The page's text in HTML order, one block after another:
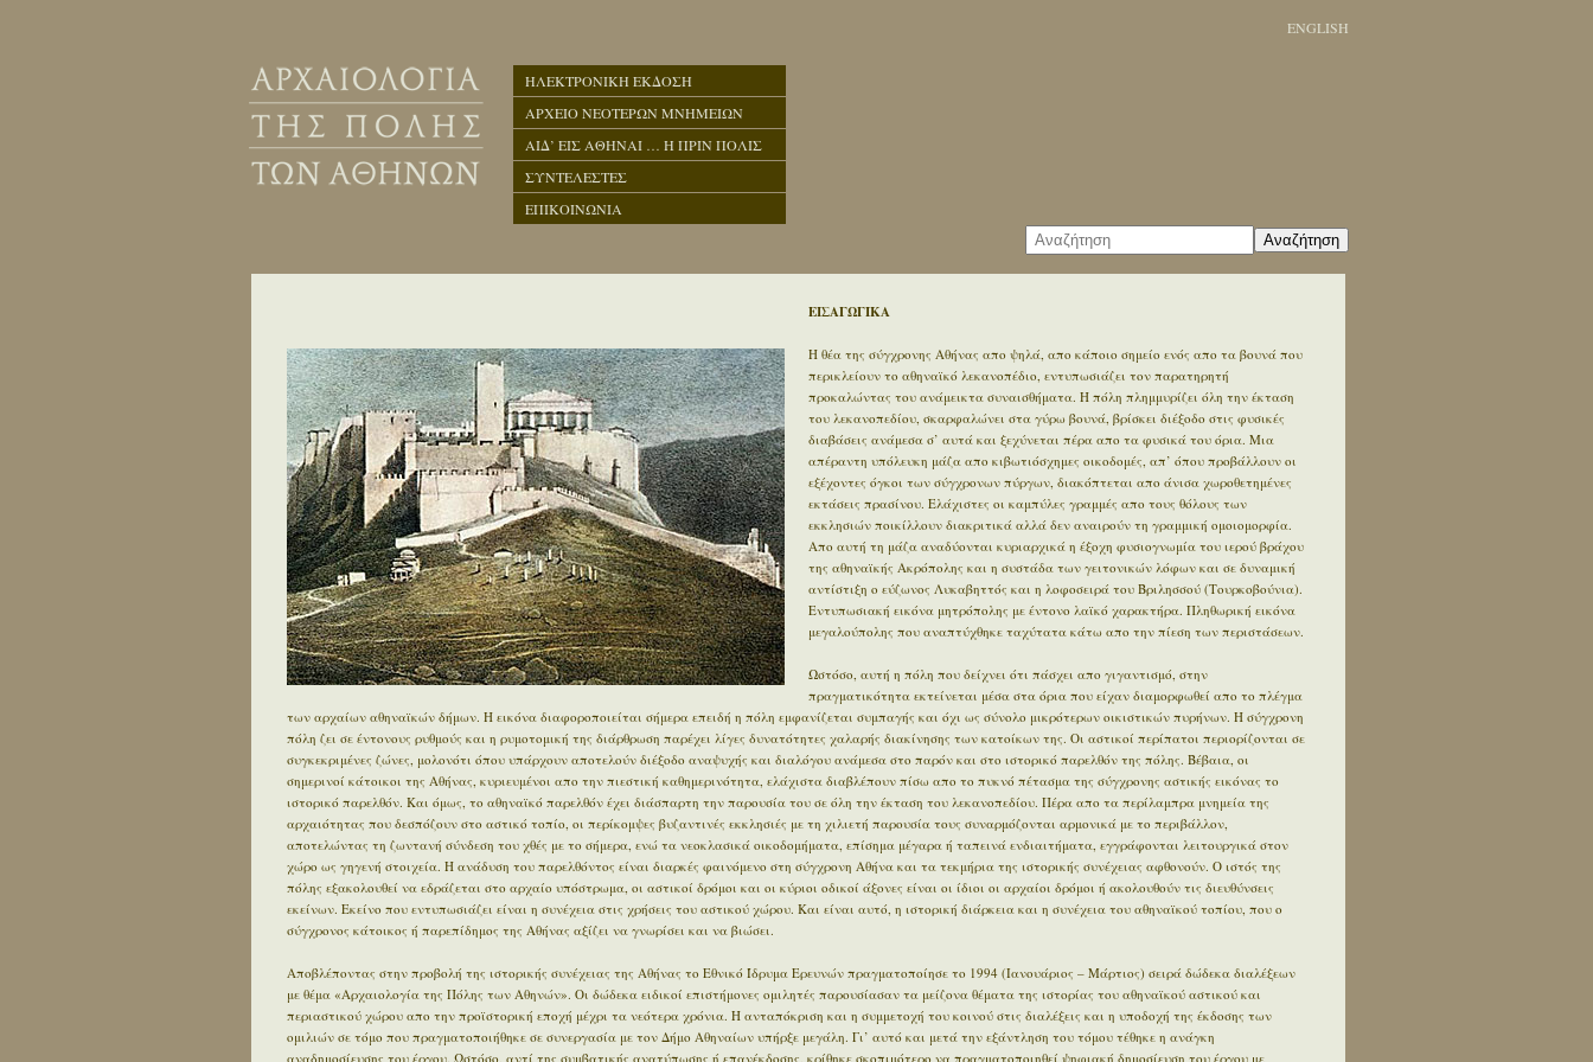
ENGLISH
ΗΛΕΚΤΡΟΝΙΚΗ ΕΚΔΟΣΗ
ΑΡΧΕΙΟ ΝΕΟΤΕΡΩΝ ΜΝΗΜΕΙΩΝ
ΑΙΔ’ ΕΙΣ ΑΘΗΝΑΙ … Η ΠΡΙΝ ΠΟΛΙΣ
ΣΥΝΤΕΛΕΣΤΕΣ
ΕΠΙΚΟΙΝΩΝΙΑ
Αναζήτηση
ΕΙΣΑΓΩΓΙΚΑ
Η θέα της σύγχρονης Αθήνας απο ψηλά, απο κάποιο σημείο ενός απο τα βουνά που
περικλείουν το αθηναϊκό λεκανοπέδιο, εντυπωσιάζει τον παρατηρητή
προκαλώντας του ανάμεικτα συναισθήματα. Η πόλη πλημμυρίζει όλη την έκταση
του λεκανοπεδίου, σκαρφαλώνει στα γύρω βουνά, βρίσκει διέξοδο στις φυσικές
διαβάσεις ανάμεσα σ’ αυτά και ξεχύνεται πέρα απο τα φυσικά του όρια. Μια
απέραντη υπόλευκη μάζα απο κιβωτιόσχημες οικοδομές, απ’ όπου προβάλλουν οι
εξέχοντες όγκοι των σύγχρονων πύργων, διακόπτεται απο άνισα χωροθετημένες
εκτάσεις πρασίνου. Ελάχιστες οι καμπύλες γραμμές απο τους θόλους των
εκκλησιών ποικίλλουν διακριτικά αλλά δεν αναιρούν τη γραμμική ομοιομορφία.
Απο αυτή τη μάζα αναδύονται κυριαρχικά η έξοχη φυσιογνωμία του ιερού βράχου
της αθηναϊκής Ακρόπολης και η συστάδα των γειτονικών λόφων και σε δυναμική
αντίστιξη ο εύζωνος Λυκαβηττός και η λοφοσειρά του Βριλησσού (Τουρκοβούνια).
Εντυπωσιακή εικόνα μητρόπολης με έντονο λαϊκό χαρακτήρα. Πληθωρική εικόνα
μεγαλούπολης που αναπτύχθηκε ταχύτατα κάτω απο την πίεση των περιστάσεων.
Ωστόσο, αυτή η πόλη που δείχνει ότι πάσχει απο γιγαντισμό, στην
πραγματικότητα εκτείνεται μέσα στα όρια που είχαν διαμορφωθεί απο το πλέγμα
των αρχαίων αθηναϊκών δήμων. Η εικόνα διαφοροποιείται σήμερα επειδή η πόλη εμφανίζεται συμπαγής και όχι ως σύνολο μικρότερων οικιστικών πυρήνων. Η σύγχρονη
πόλη ζει σε έντονους ρυθμούς και η ρυμοτομική της διάρθρωση παρέχει λίγες δυνατότητες χαλαρής διακίνησης των κατοίκων της. Οι αστικοί περίπατοι περιορίζονται σε
συγκεκριμένες ζώνες, μολονότι όπου υπάρχουν αποτελούν διέξοδο αναψυχής και διαλόγου ανάμεσα στο παρόν και στο ιστορικό παρελθόν της πόλης. Βέβαια, οι
σημερινοί κάτοικοι της Αθήνας, κυριευμένοι απο την πιεστική καθημερινότητα, ελάχιστα διαβλέπουν πίσω απο το πυκνό πέτασμα της σύγχρονης αστικής εικόνας το
ιστορικό παρελθόν. Και όμως, το αθηναϊκό παρελθόν έχει διάσπαρτη την παρουσία του σε όλη την έκταση του λεκανοπεδίου. Πέρα απο τα περίλαμπρα μνημεία της
αρχαιότητας που δεσπόζουν στο αστικό τοπίο, οι περίκομψες βυζαντινές εκκλησιές με τη χιλιετή παρουσία τους συναρμόζονται αρμονικά με το περιβάλλον,
αποτελώντας τη ζωντανή σύνδεση του χθές με το σήμερα, ενώ τα νεοκλασικά οικοδομήματα, επίσημα μέγαρα ή ταπεινά ενδιαιτήματα, εγγράφονται λειτουργικά στον
χώρο ως γηγενή στοιχεία. Η ανάδυση του παρελθόντος είναι διαρκές φαινόμενο στη σύγχρονη Αθήνα και τα τεκμήρια της ιστορικής συνέχειας αφθονούν. Ο ιστός της
πόλης εξακολουθεί να εδράζεται στο αρχαίο υπόστρωμα, οι αστικοί δρόμοι και οι κύριοι οδικοί άξονες είναι οι ίδιοι οι αρχαίοι δρόμοι ή ακολουθούν τις διευθύνσεις
εκείνων. Εκείνο που εντυπωσιάζει είναι η συνέχεια στις χρήσεις του αστικού χώρου. Και είναι αυτό, η ιστορική διάρκεια και η συνέχεια του αθηναϊκού τοπίου, που ο
σύγχρονος κάτοικος ή παρεπίδημος της Αθήνας αξίζει να γνωρίσει και να βιώσει.
Αποβλέποντας στην προβολή της ιστορικής συνέχειας της Αθήνας το Εθνικό Ίδρυμα Ερευνών πραγματοποίησε το 1994 (Ιανουάριος – Μάρτιος) σειρά δώδεκα διαλέξεων
με θέμα «Αρχαιολογία της Πόλης των Αθηνών». Οι δώδεκα ειδικοί επιστήμονες ομιλητές παρουσίασαν τα μείζονα θέματα της ιστορίας του αθηναϊκού αστικού και
περιαστικού χώρου απο την προϊστορική εποχή μέχρι τα νεότερα χρόνια. Η ανταπόκριση και η συμμετοχή του κοινού στις διαλέξεις και η υποδοχή της έκδοσης των
ομιλιών σε τόμο που πραγματοποιήθηκε σε συνεργασία με τον Δήμο Αθηναίων υπήρξε μεγάλη. Γι’ αυτό και μετά την εξάντληση του τόμου τέθηκε η ανάγκη
αναδημοσίευσης του έργου. Ωστόσο, αντί της συμβατικής ανατύπωσης ή επανέκδοσης, κρίθηκε σκοπιμότερο να πραγματοποιηθεί ψηφιακή δημοσίευση του έργου με